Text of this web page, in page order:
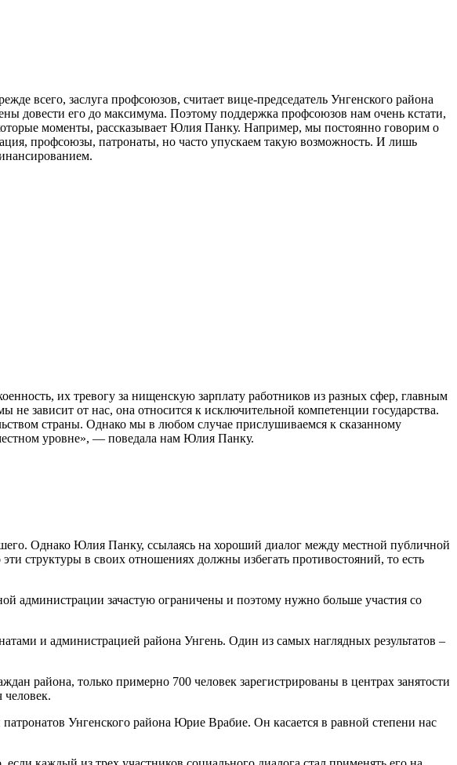
все­го, заслуга профсоюзов, счита­ет вице-председатель Унгенско­го района
довести его до максимума. Поэтому под­держка профсоюзов нам очень кстати,
моменты, рассказывает Юлия Панку. Например, мы постоянно говорим о
профсоюзы, патронаты, но час­то упускаем такую возможность. И лишь
их тревогу за нищенскую зарпла­ту работников из разных сфер, главным
не зависит от нас, она отно­сится к исключительной компе­тенции государства.
страны. Однако мы в любом случае прислушиваем­ся к сказанному
уровне», — поведала нам Юлия Панку.
Од­нако Юлия Панку, ссылаясь на хороший диалог между мест­ной публичной
структуры в своих отно­шениях должны избегать про­тивостояний, то есть
админист­рации зачастую ограничены и поэтому нужно больше участия со
и администрацией района Унгень. Один из самых наглядных ре­зультатов –
райо­на, только примерно 700 чело­век зарегистрированы в центрах занятости
че­ловек.
Унгенского района Юрие Вра­бие. Он касается в равной степе­ни нас